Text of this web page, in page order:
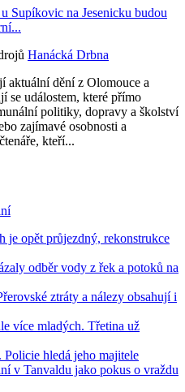
Supíkovic na Jesenicku budou
Hanácká Drbna
aktuální dění z Olomouce a
se událostem, které přímo
politiky, dopravy a školství
zajímavé osobnosti a
kteří...
je opět průjezdný, rekonstrukce
odběr vody z řek a potoků na
ztráty a nálezy obsahují i
více mladých. Třetina už
hledá jeho majitele
v Tanvaldu jako pokus o vraždu